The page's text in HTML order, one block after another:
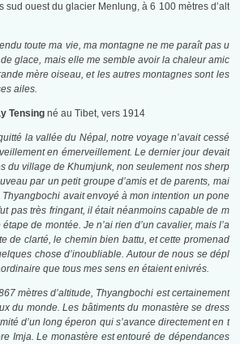
sud ouest du glacier Menlung, à 6 100 mètres d’alt
toute ma vie, ma montagne ne me paraît pas u
glace, mais elle me semble avoir la chaleur amic
mère oiseau, et les autres montagnes sont les
ailes.
Tensingné au Tibet, vers 1914
la vallée du Népal, notre voyage n’avait cessé
en émerveillement. Le dernier jour devait
du village de Khumjunk, non seulement nos sherp
par un petit groupe d’amis et de parents, mai
avait envoyé à mon intention un pone
pas très fringant, il était néanmoins capable de m
de montée. Je n’ai rien d’un cavalier, mais l’a
de clarté, le chemin bien battu, et cette promenad
chose d’inoubliable. Autour de nous se dépl
que tous mes sens en étaient enivrés.
mètres d’altitude, Thyangbochi est certainement
du monde. Les bâtiments du monastère se dress
d’un long éperon qui s’avance directement en t
Imja. Le monastère est entouré de dépendances